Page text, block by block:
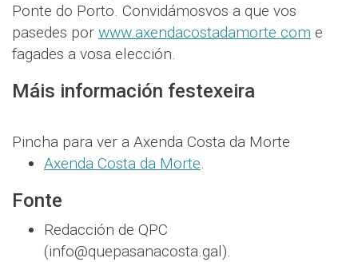
Ponte do Porto. Convidámosvos a que vos
pasedes por www.axendacostadamorte.com e
fagades a vosa elección.
Máis información festexeira
Pincha para ver a Axenda Costa da Morte
Axenda Costa da Morte.
Fonte
Redacción de QPC
(info@quepasanacosta.gal).